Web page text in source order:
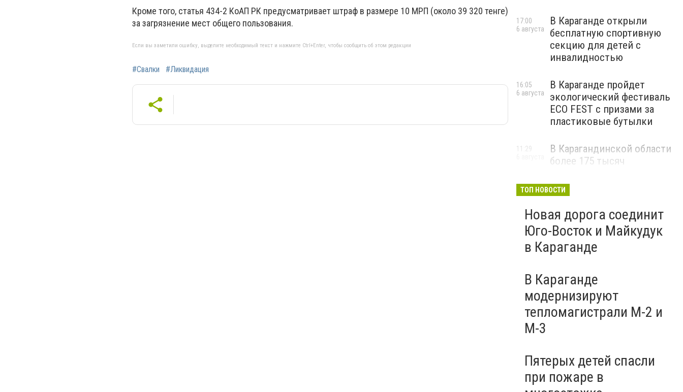
Кроме того, статья 434-2 КоАП РК предусматривает штраф в размере 10 МРП (около 39 320 тенге)
за загрязнение мест общего пользования.
Если вы заметили ошибку, выделите необходимый текст и нажмите Ctrl+Enter, чтобы сообщить об этом редакции
#Свалки #Ликвидация
В Караганде открыли
бесплатную спортивную
секцию для детей с
инвалидностью
17:00
6 августа
В Караганде пройдет
экологический фестиваль
ECO FEST с призами за
пластиковые бутылки
16:05
6 августа
В Карагандинской области
более 175 тысяч
учебный год 1 сентября
11:29
ТОП НОВОСТИ
Новая дорога соединит
Юго-Восток и Майкудук
в Караганде
В Караганде
модернизируют
тепломагистрали М-2 и
М-3
Пятерых детей спасли
при пожаре в